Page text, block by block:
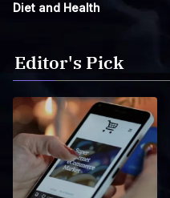
Diet and Health
Editor's Pick